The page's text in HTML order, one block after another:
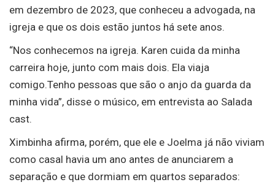
em dezembro de 2023, que conheceu a advogada, na
igreja e que os dois estão juntos há sete anos.
“Nos conhecemos na igreja. Karen cuida da minha
carreira hoje, junto com mais dois. Ela viaja
comigo.Tenho pessoas que são o anjo da guarda da
minha vida”, disse o músico, em entrevista ao Salada
cast.
Ximbinha afirma, porém, que ele e Joelma já não viviam
como casal havia um ano antes de anunciarem a
separação e que dormiam em quartos separados: